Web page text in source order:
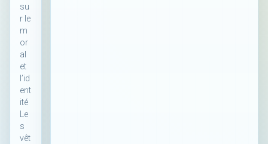
su
r le
m
or
al
et
l’id
ent
ité
Le
s
vêt